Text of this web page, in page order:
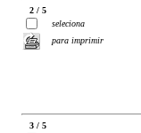
2 / 5
seleciona
para imprimir
3 / 5